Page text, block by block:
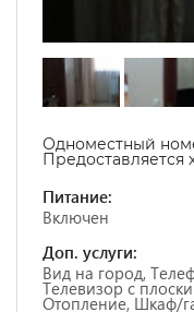
Одноместный
Предоставляется
Питание:
Включен
Доп. услуги:
Вид на город,
Телевизор с
Отопление, Шкаф/